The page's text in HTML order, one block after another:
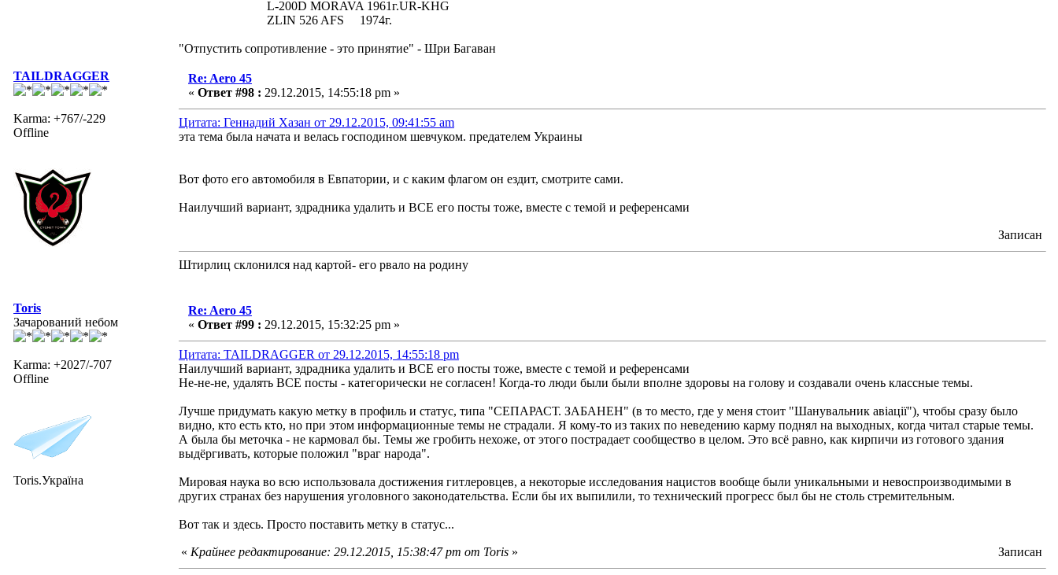
L-200D MORAVA 1961г.UR-KHG
ZLIN 526 AFS 1974г.
"Отпустить сопротивление - это принятие" - Шри Багаван
TAILDRAGGER
Karma: +767/-229
Offline
Re: Aero 45
« Ответ #98 : 29.12.2015, 14:55:18 pm »
Цитата: Геннадий Хазан от 29.12.2015, 09:41:55 am
эта тема была начата и велась господином шевчуком. предателем Украины
Вот фото его автомобиля в Евпатории, и с каким флагом он ездит, смотрите сами.
Наилучший вариант, здрадника удалить и ВСЕ его посты тоже, вместе с темой и референсами
Записан
Штирлиц склонился над картой- его рвало на родину
Toris
Зачарований небом
Karma: +2027/-707
Offline
Toris.Україна
Re: Aero 45
« Ответ #99 : 29.12.2015, 15:32:25 pm »
Цитата: TAILDRAGGER от 29.12.2015, 14:55:18 pm
Наилучший вариант, здрадника удалить и ВСЕ его посты тоже, вместе с темой и референсами
Не-не-не, удалять ВСЕ посты - категорически не согласен! Когда-то люди были были вполне здоровы на голову и создавали очень классные темы.
Лучше придумать какую метку в профиль и статус, типа "СЕПАРАСТ. ЗАБАНЕН" (в то место, где у меня стоит "Шанувальник авіації"), чтобы сразу было
видно, кто есть кто, но при этом информационные темы не страдали. Я кому-то из таких по неведению карму поднял на выходных, когда читал старые темы.
А была бы меточка - не кармовал бы. Темы же гробить нехоже, от этого пострадает сообщество в целом. Это всё равно, как кирпичи из готового здания
выдёргивать, которые положил "враг народа".
Мировая наука во всю использовала достижения гитлеровцев, а некоторые исследования нацистов вообще были уникальными и невоспроизводимыми в
других странах без нарушения уголовного законодательства. Если бы их выпилили, то технический прогресс был бы не столь стремительным.
Вот так и здесь. Просто поставить метку в статус...
« Крайнее редактирование: 29.12.2015, 15:38:47 pm от Toris » Записан